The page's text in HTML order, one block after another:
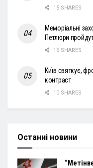
15 SHARES
Меморіальні
Петлюри
16 SHARES
Київ святкує,
контраст
10 SHARES
Останні новини